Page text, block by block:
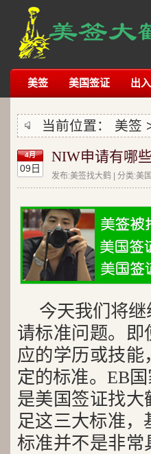
美签 美国签证 出
当前位置： 美签
4月
09日
NIW申请有哪
发布:美签找大鹤 | 分类:美
今天我们将
请标准问题。即
应的学历或技能
定的标准。EB
是美国签证找大
足这三大标准，
标准并不是非常